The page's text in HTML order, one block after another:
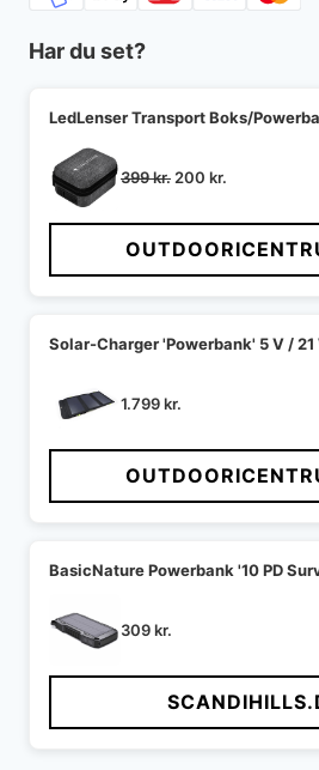
Har du set?
LedLenser Transport Boks/
399kr. Den
pris
var:
399 kr..
200 kr.
pris
er:
200 kr..
Solar-Charger 'Powerbank' 5 V / 21
1.799kr.
BasicNature Powerbank '10 PD
309kr.